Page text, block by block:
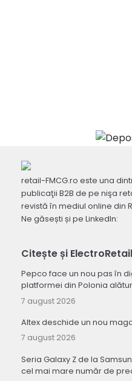
retail-FMCG.ro este una
publicaţii B2B de pe nişa
revistă în mediul online din
Ne găsești și pe LinkedIn:
Citește și
Pepco face un nou pas în
platformei din Polonia
7 august 2026
Altex deschide un nou
7 august 2026
Seria Galaxy Z de la
cel mai mare număr de